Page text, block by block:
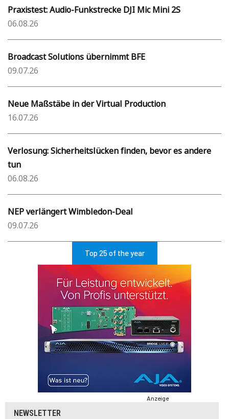
Praxistest: Audio-Funkstrecke DJI Mic Mini 2S
06.08.26
Broadcast Solutions übernimmt BFE
09.07.26
Neue Maßstäbe in der Virtual Production
16.07.26
Verlosung: Sicherheitslücken finden, bevor es andere
tun
06.08.26
NEP verlängert Wimbledon-Deal
09.07.26
Top 25 of the year
Anzeige
NEWSLETTER